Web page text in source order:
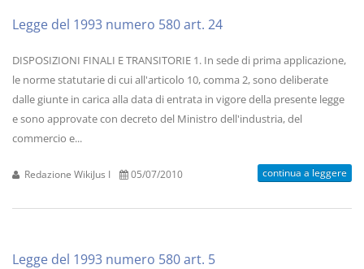
Legge del 1993 numero 580 art. 24
DISPOSIZIONI FINALI E TRANSITORIE 1. In sede di prima applicazione,
le norme statutarie di cui all'articolo 10, comma 2, sono deliberate
dalle giunte in carica alla data di entrata in vigore della presente legge
e sono approvate con decreto del Ministro dell'industria, del
commercio e...
Redazione WikiJus I 05/07/2010 continua a leggere
Legge del 1993 numero 580 art. 5